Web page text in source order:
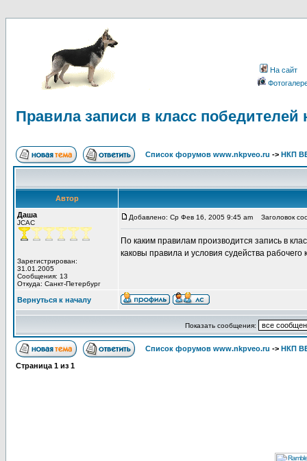
На сайт
Правила записи в класс
Список форумов www.nkpveo.ru -> НКП
Автор
Даша
JCAC
Зарегистрирован:
31.01.2005
Сообщения: 13
Откуда: Санкт-Петербург
Добавлено: Ср Фев 16, 2005 9:45 am Заголовок
По каким правилам производится запись в
каковы правила и условия судейства
Вернуться к началу
Показать сообщения:
Список форумов www.nkpveo.ru -> НКП
Страница 1 из 1